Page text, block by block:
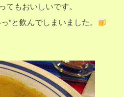
もおいしいです。
”と飲んでしまいました。